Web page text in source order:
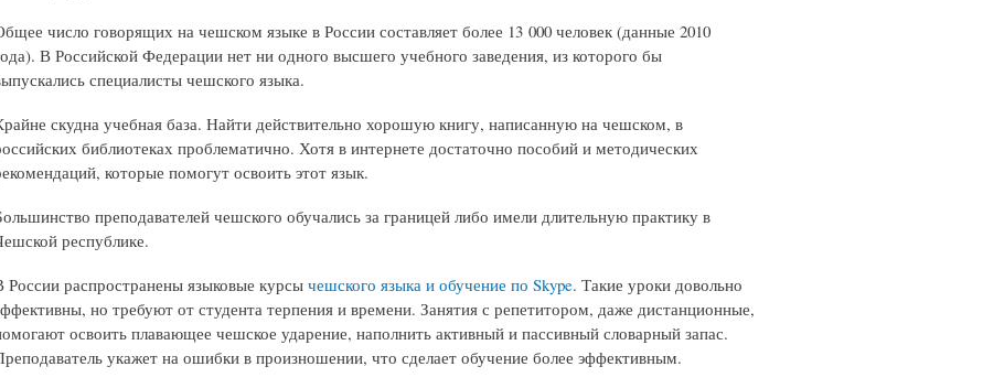
число говорящих на чешском языке в России составляет более 13 000 человек (данные 2010
В Российской Федерации нет ни одного высшего учебного заведения, из которого бы
специалисты чешского языка.
скудна учебная база. Найти действительно хорошую книгу, написанную на чешском, в
библиотеках проблематично. Хотя в интернете достаточно пособий и методических
которые помогут освоить этот язык.
преподавателей чешского обучались за границей либо имели длительную практику в
республике.
России распространены языковые курсы чешского языка и обучение по Skype. Такие уроки довольно
но требуют от студента терпения и времени. Занятия с репетитором, даже дистанционные,
освоить плавающее чешское ударение, наполнить активный и пассивный словарный запас.
укажет на ошибки в произношении, что сделает обучение более эффективным.